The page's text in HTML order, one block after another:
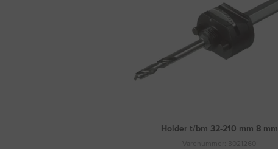
Holder t/bm 32-210 mm 8 mm
Varenummer: 3021260